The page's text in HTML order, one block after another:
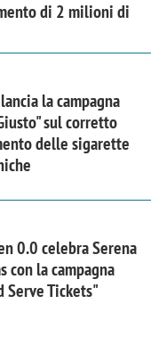
di 2 milioni di
la campagna
sul corretto
delle sigarette
0.0 celebra Serena
con la campagna
Serve Tickets"